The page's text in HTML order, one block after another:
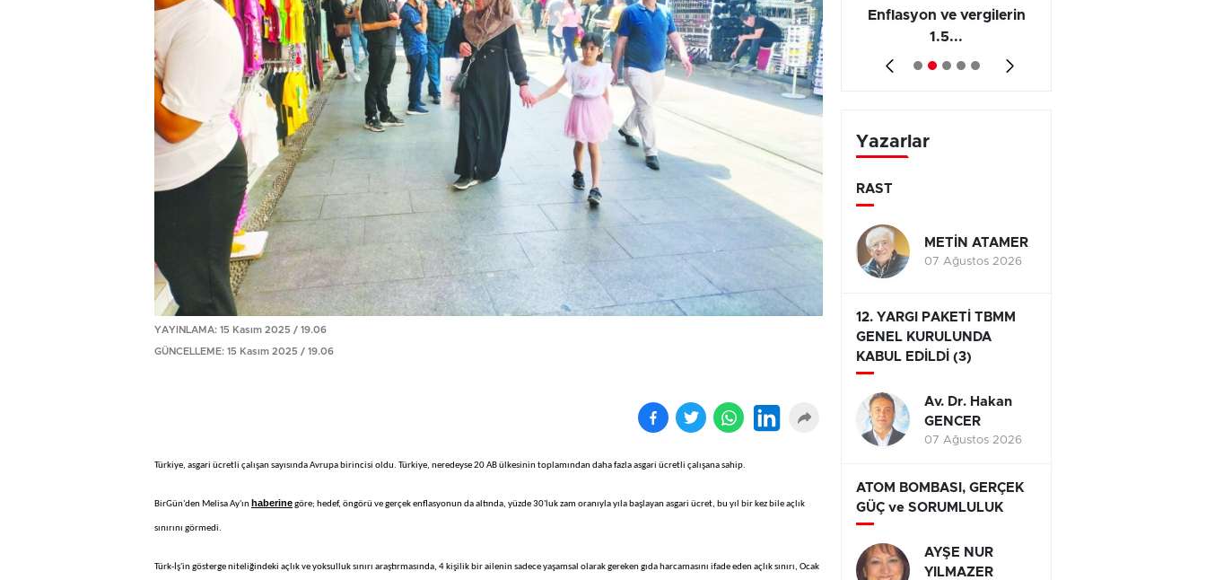
YAYINLAMA: 15 Kasım 2025 / 19.06
GÜNCELLEME: 15 Kasım 2025 / 19.06
Türkiye, asgari ücretli çalışan sayısında Avrupa birincisi oldu. Türkiye, neredeyse 20 AB ülkesinin toplamından daha fazla asgari ücretli çalışana sahip.
BirGün'den Melisa Ay'ınhaberinegöre; hedef, öngörü ve gerçek enflasyonun da altında, yüzde 30'luk zam oranıyla yıla başlayan asgari ücret, bu yıl bir kez bile açlık
sınırını görmedi.
Türk-İş'in gösterge niteliğindeki açlık ve yoksulluk sınırı araştırmasında, 4 kişilik bir ailenin sadece yaşamsal olarak gereken gıda harcamasını ifade eden açlık sınırı, Ocak
Birçok uyku hastalığının
tan...
En ucuz sigara 120 TL, en
pa...
Enflasyon ve vergilerin
1.5...
Yazarlar
RAST
METİN ATAMER
07 Ağustos 2026
12. YARGI PAKETİ TBMM
GENEL KURULUNDA
KABUL EDİLDİ (3)
Av. Dr. Hakan
GENCER
07 Ağustos 2026
ATOM BOMBASI, GERÇEK
GÜÇ ve SORUMLULUK
AYŞE NUR
YILMAZER